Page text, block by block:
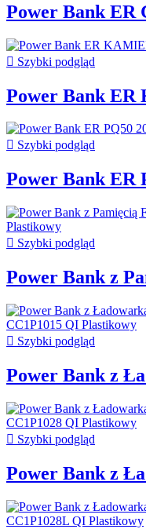
Power Bank ER
 Szybki podgląd
Power Bank ER
 Szybki podgląd
Power Bank ER
 Szybki podgląd
Power Bank z
 Szybki podgląd
Power Bank z
 Szybki podgląd
Power Bank z